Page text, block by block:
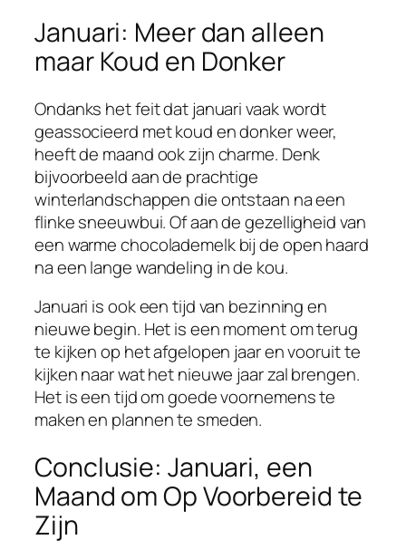
Januari: Meer dan alleen
maar Koud en Donker
Ondanks het feit dat januari vaak wordt
geassocieerd met koud en donker weer,
heeft de maand ook zijn charme. Denk
bijvoorbeeld aan de prachtige
winterlandschappen die ontstaan na een
flinke sneeuwbui. Of aan de gezelligheid van
een warme chocolademelk bij de open haard
na een lange wandeling in de kou.
Januari is ook een tijd van bezinning en
nieuwe begin. Het is een moment om terug
te kijken op het afgelopen jaar en vooruit te
kijken naar wat het nieuwe jaar zal brengen.
Het is een tijd om goede voornemens te
maken en plannen te smeden.
Conclusie: Januari, een
Maand om Op Voorbereid te
Zijn